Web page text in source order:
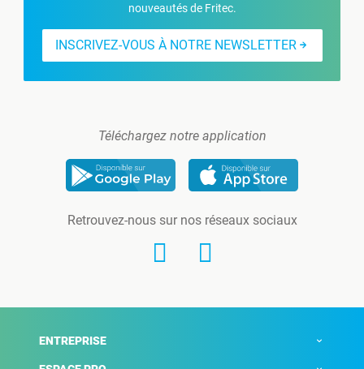
nouveautés de Fritec.
INSCRIVEZ-VOUS À NOTRE NEWSLETTER
Téléchargez notre application
Retrouvez-nous sur nos réseaux sociaux
ENTREPRISE